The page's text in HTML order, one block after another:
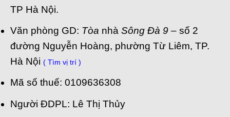
TP Hà Nội.
Văn phòng GD: Tòa nhà Sông Đà 9 – số 2
đường Nguyễn Hoàng, phường Từ Liêm, TP.
Hà Nội ( Tìm vị trí )
Mã số thuế: 0109636308
Người ĐDPL: Lê Thị Thủy